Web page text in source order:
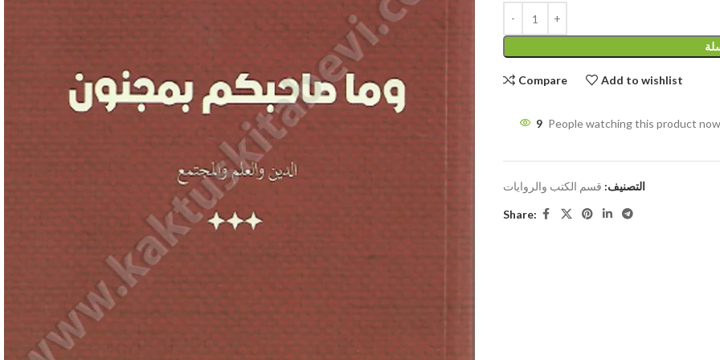
Compare Add to wishlist
9 People watching this product
التصنيف: قسم الكتب والروايات
Share: